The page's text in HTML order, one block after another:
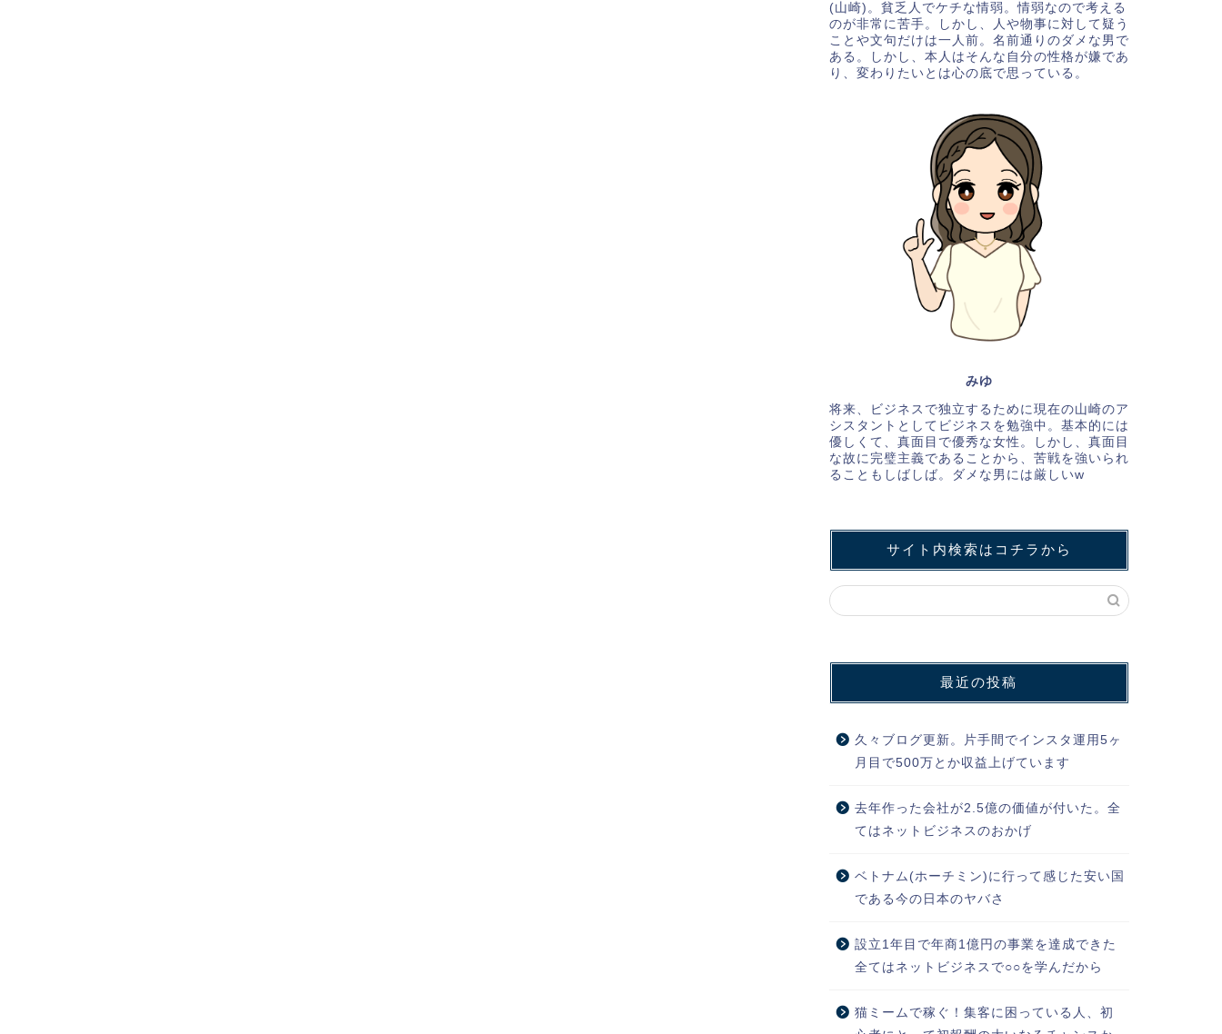
(山崎)。貧乏人でケチな情弱。情弱なので考える
のが非常に苦手。しかし、人や物事に対して疑う
ことや文句だけは一人前。名前通りのダメな男で
ある。しかし、本人はそんな自分の性格が嫌であ
り、変わりたいとは心の底で思っている。
みゆ
将来、ビジネスで独立するために現在の山崎のア
シスタントとしてビジネスを勉強中。基本的には
優しくて、真面目で優秀な女性。しかし、真面目
な故に完璧主義であることから、苦戦を強いられ
ることもしばしば。ダメな男には厳しいw
サイト内検索はコチラから
最近の投稿
久々ブログ更新。片手間でインスタ運用5ヶ
月目で500万とか収益上げています
去年作った会社が2.5億の価値が付いた。全
てはネットビジネスのおかげ
ベトナム(ホーチミン)に行って感じた安い国
である今の日本のヤバさ
設立1年目で年商1億円の事業を達成できた
全てはネットビジネスで○○を学んだから
猫ミームで稼ぐ！集客に困っている人、初